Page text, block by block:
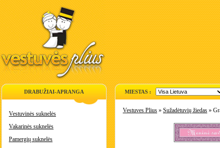
DRABUŽIAI-APRANGA
Vestuvinės suknelės
Vakarinės suknelės
Pamergių suknelės
MIESTAS :
Vestuves Plius » Sužadėtuvių žiedas »